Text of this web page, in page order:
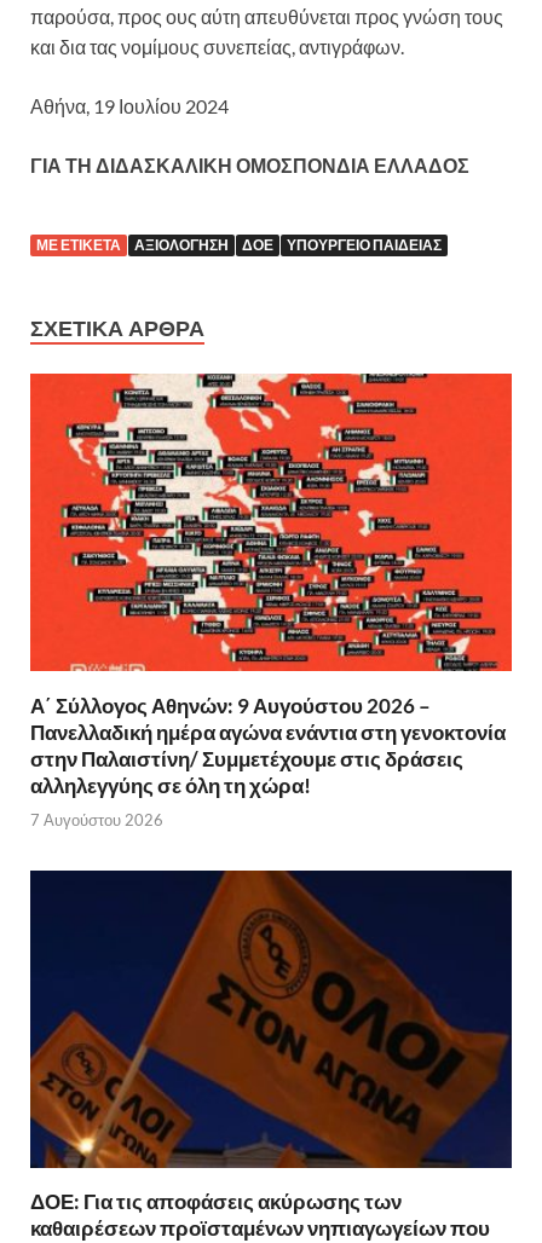
παρούσα, προς ους αύτη απευθύνεται προς γνώση τους
και δια τας νομίμους συνεπείας, αντιγράφων.
Αθήνα, 19 Ιουλίου 2024
ΓΙΑ ΤΗ ΔΙΔΑΣΚΑΛΙΚΗ ΟΜΟΣΠΟΝΔΙΑ ΕΛΛΑΔΟΣ
ΜΕ ΕΤΙΚΈΤΑ ΑΞΙΟΛΌΓΗΣΗ ΔΟΕ ΥΠΟΥΡΓΕΊΟ ΠΑΙΔΕΊΑΣ
ΣΧΕΤΙΚΆ ΆΡΘΡΑ
Α΄ Σύλλογος Αθηνών: 9 Αυγούστου 2026 –
Πανελλαδική ημέρα αγώνα ενάντια στη γενοκτονία
στην Παλαιστίνη/ Συμμετέχουμε στις δράσεις
αλληλεγγύης σε όλη τη χώρα!
7 Αυγούστου 2026
ΔΟΕ: Για τις αποφάσεις ακύρωσης των
καθαιρέσεων προϊσταμένων νηπιαγωγείων που